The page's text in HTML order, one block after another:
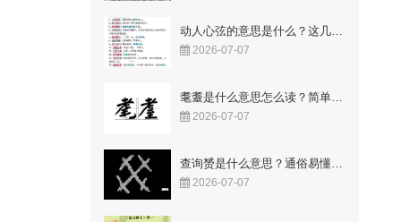
2026-07-07
2026-07-07
查询赟是什么意思？通俗易懂的解释来了
2026-07-07